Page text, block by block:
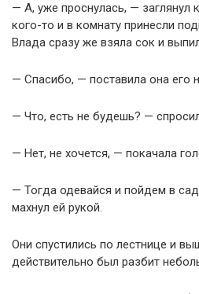
— А, уже проснулась, — заглянул
кого-то и в комнату принесли
Влада сразу же взяла сок и
— Спасибо, — поставила она его
— Что, есть не будешь? —
— Нет, не хочется, — покачала
— Тогда одевайся и пойдем в
махнул ей рукой.
Они спустились по лестнице и
действительно был разбит